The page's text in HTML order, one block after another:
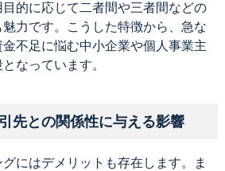
的に応じて二者間や三者間などの
力です。こうした特徴から、急な
不足に悩む中小企業や個人事業主
なっています。
先との関係性に与える影響
にはデメリットも存在します。ま